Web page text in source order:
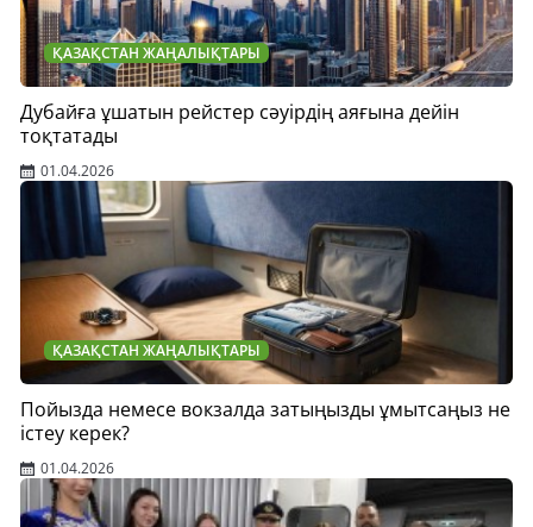
ҚАЗАҚСТАН ЖАҢАЛЫҚТАРЫ
Дубайға ұшатын рейстер сәуірдің аяғына дейін
тоқтатады
01.04.2026
ҚАЗАҚСТАН ЖАҢАЛЫҚТАРЫ
Пойызда немесе вокзалда затыңызды ұмытсаңыз не
істеу керек?
01.04.2026